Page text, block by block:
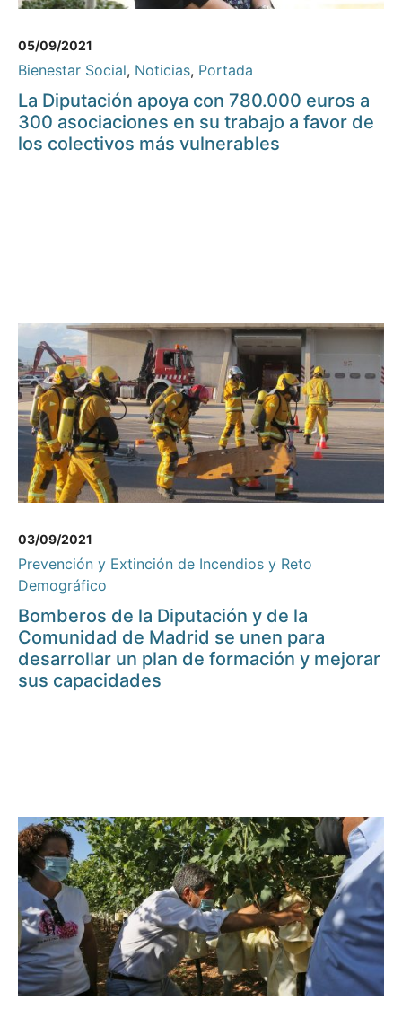
05/09/2021
Bienestar Social, Noticias, Portada
La Diputación apoya con 780.000 euros a
300 asociaciones en su trabajo a favor de
los colectivos más vulnerables
03/09/2021
Prevención y Extinción de Incendios y Reto
Demográfico
Bomberos de la Diputación y de la
Comunidad de Madrid se unen para
desarrollar un plan de formación y mejorar
sus capacidades